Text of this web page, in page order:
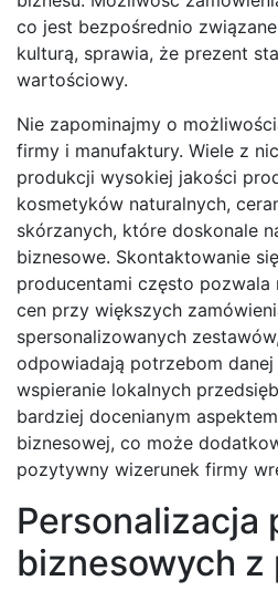
co jest bezpośrednio
kulturą, sprawia, że prezent
wartościowy.
Nie zapominajmy o
firmy i manufaktury. Wiele z
produkcji wysokiej jakości
kosmetyków naturalnych,
skórzanych, które doskonale
biznesowe. Skontaktowanie
producentami często pozwala
cen przy większych
spersonalizowanych
odpowiadają potrzebom
wspieranie lokalnych
bardziej docenianym
biznesowej, co może
pozytywny wizerunek firmy
Personalizacja
biznesowych z